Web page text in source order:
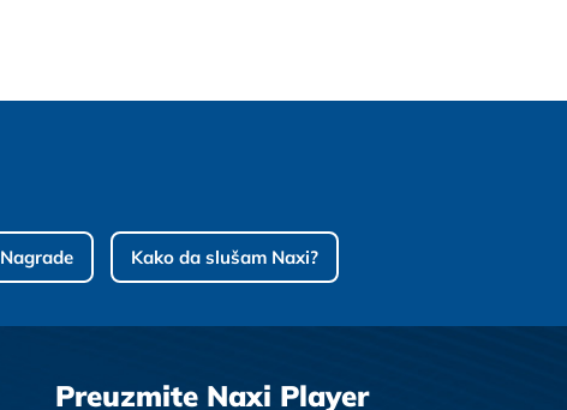
Nagrade Kako da slušam Naxi?
Preuzmite Naxi Player